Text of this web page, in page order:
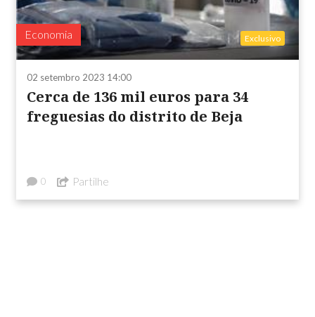
Economia Exclusivo
02 setembro 2023 14:00
Cerca de 136 mil euros para 34
freguesias do distrito de Beja
0 Partilhe